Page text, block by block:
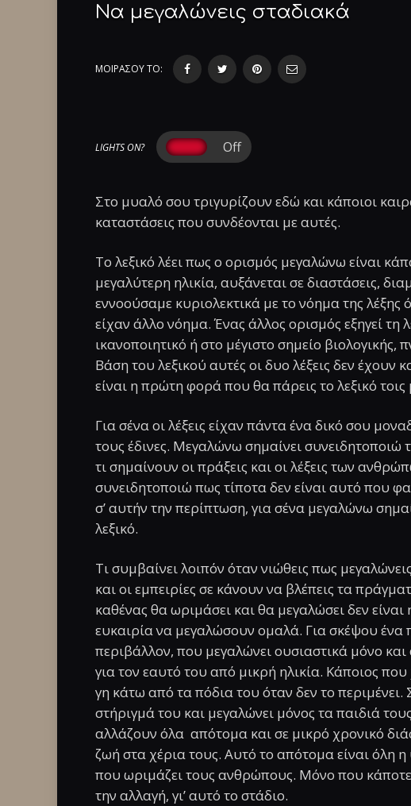
Να μεγαλώνεις σταδιακά
ΜΟΙΡΑΣΟΥ ΤΟ:
LIGHTS ON?
Στο μυαλό σου τριγυρίζουν εδώ και κάποιοι
καταστάσεις που συνδέονται με αυτές.
Το λεξικό λέει πως ο ορισμός μεγαλώνω είναι
μεγαλύτερη ηλικία, αυξάνεται σε διαστάσεις,
εννοούσαμε κυριολεκτικά με το νόημα της λέξης
είχαν άλλο νόημα. Ένας άλλος ορισμός εξηγεί
ικανοποιητικό ή στο μέγιστο σημείο
Βάση του λεξικού αυτές οι δυο λέξεις δεν έχουν
είναι η πρώτη φορά που θα πάρεις το λεξικό τοις
Για σένα οι λέξεις είχαν πάντα ένα δικό σου
τους έδινες. Μεγαλώνω σημαίνει συνειδητοποιώ
τι σημαίνουν οι πράξεις και οι λέξεις των
συνειδητοποιώ πως τίποτα δεν είναι αυτό που
σ’ αυτήν την περίπτωση, για σένα μεγαλώνω
λεξικό.
Τι συμβαίνει λοιπόν όταν νιώθεις πως
και οι εμπειρίες σε κάνουν να βλέπεις τα
καθένας θα ωριμάσει και θα μεγαλώσει δεν είναι
ευκαιρία να μεγαλώσουν ομαλά. Για σκέψου ένα
περιβάλλον, που μεγαλώνει ουσιαστικά μόνο
για τον εαυτό του από μικρή ηλικία. Κάποιος
γη κάτω από τα πόδια του όταν δεν το
στήριγμά του και μεγαλώνει μόνος τα παιδιά
αλλάζουν όλα απότομα και σε μικρό χρονικό
ζωή στα χέρια τους. Αυτό το απότομα είναι όλη η
που ωριμάζει τους ανθρώπους. Μόνο που κάποτε
την αλλαγή, γι’ αυτό το στάδιο.